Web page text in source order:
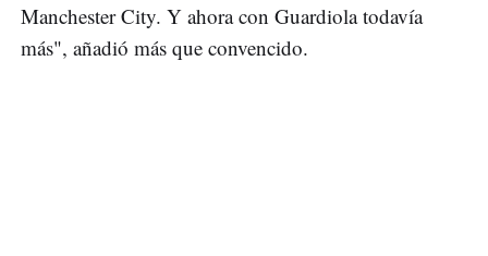
Manchester City. Y ahora con Guardiola todavía
más", añadió más que convencido.